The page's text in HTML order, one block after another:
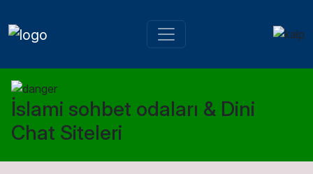
İslami sohbet odaları & Dini
Chat Siteleri